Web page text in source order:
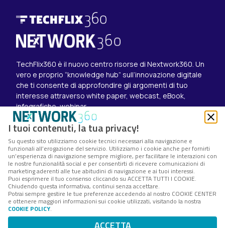
TechFlix360 è il nuovo centro risorse di Nextwork360. Un
vero e proprio “knowledge hub” sull’innovazione digitale
che ti consente di approfondire gli argomenti di tuo
interesse attraverso white paper, webcast, eBook,
infografiche, webinar.
Esplora i contenuti
Canali
White paper
Eventi on demand
Eventi futuri
Seguici su
Twitter
LinkedIn
Instagram
Nextwork360 – Codice fiscale e Partita IVA 13868590962
I tuoi contenuti, la tua privacy!
Su questo sito utilizziamo cookie tecnici necessari alla navigazione e
funzionali all’erogazione del servizio. Utilizziamo i cookie anche per fornirti
un’esperienza di navigazione sempre migliore, per facilitare le interazioni con
le nostre funzionalità social e per consentirti di ricevere comunicazioni di
marketing aderenti alle tue abitudini di navigazione e ai tuoi interessi.
Puoi esprimere il tuo consenso cliccando su ACCETTA TUTTI I COOKIE.
Chiudendo questa informativa, continui senza accettare.
Potrai sempre gestire le tue preferenze accedendo al nostro COOKIE CENTER
e ottenere maggiori informazioni sui cookie utilizzati, visitando la nostra
COOKIE POLICY.
ACCETTA